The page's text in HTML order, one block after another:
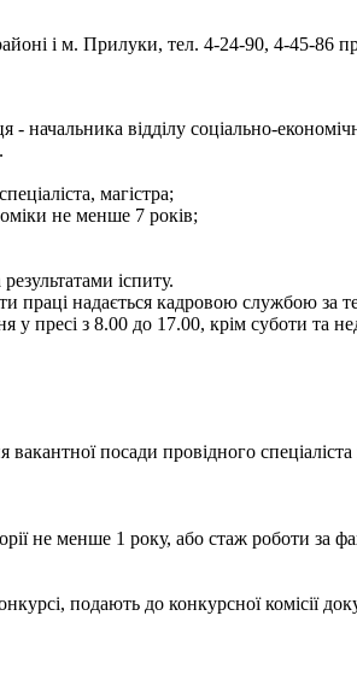
і м. Прилуки, тел. 4-24-90, 4-45-86
відділу соціально-
магістра;
не менше 7 років;
іспиту.
праці надається кадровою службою за
з 8.00 до 17.00, крім суботи та
посади провідного спеціаліста
не менше 1 року, або стаж роботи
подають до конкурсної комісії